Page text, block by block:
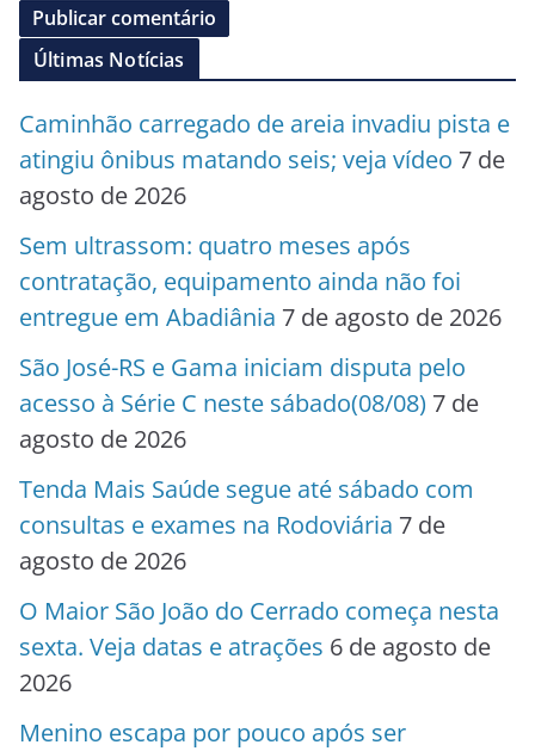
Últimas Notícias
Caminhão carregado de areia invadiu pista e
atingiu ônibus matando seis; veja vídeo 7 de
agosto de 2026
Sem ultrassom: quatro meses após
contratação, equipamento ainda não foi
entregue em Abadiânia 7 de agosto de 2026
São José-RS e Gama iniciam disputa pelo
acesso à Série C neste sábado(08/08) 7 de
agosto de 2026
Tenda Mais Saúde segue até sábado com
consultas e exames na Rodoviária 7 de
agosto de 2026
O Maior São João do Cerrado começa nesta
sexta. Veja datas e atrações 6 de agosto de
2026
Menino escapa por pouco após ser